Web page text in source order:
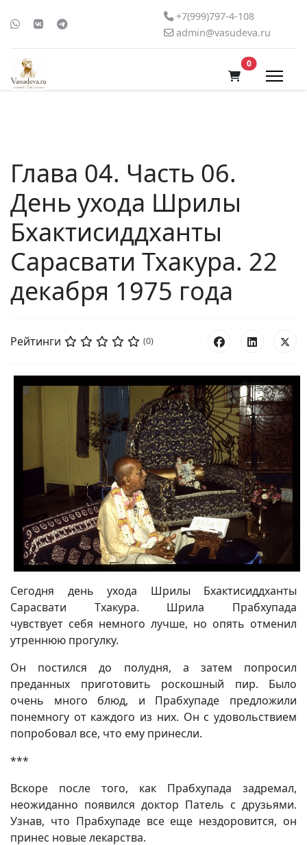
+7(999)797-4-108
admin@vasudeva.ru
0В корзину
Глава 04. Часть 06.
День ухода Шрилы
Бхактисиддханты
Сарасвати Тхакура. 22
декабря 1975 года
Рейтинги (0)
Сегодня день ухода Шрилы Бхактисиддханты
Сарасвати Тхакура. Шрила Прабхупада
чувствует себя немного лучше, но опять отменил
утреннюю прогулку.
Он постился до полудня, а затем попросил
преданных приготовить роскошный пир. Было
очень много блюд, и Прабхупаде предложили
понемногу от каждого из них. Он с удовольствием
попробовал все, что ему принесли.
***
Вскоре после того, как Прабхупада задремал,
неожиданно появился доктор Патель с друзьями.
Узнав, что Прабхупаде все еще нездоровится, он
принес новые лекарства.